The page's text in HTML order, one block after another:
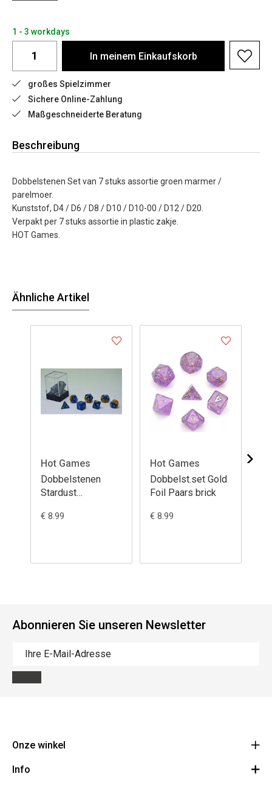
1 - 3 workdays
In meinem Einkaufskorb
großes Spielzimmer
Sichere Online-Zahlung
Maßgeschneiderte Beratung
Beschreibung
Dobbelstenen Set van 7 stuks assortie groen marmer /
parelmoer.
Kunststof, D4 / D6 / D8 / D10 / D10-00 / D12 / D20.
Verpakt per 7 stuks assortie in plastic zakje.
HOT Games.
Ähnliche Artikel
Hot Games
Dobbelstenen
Stardust
€ 8.99
Hot Games
Dobbelst.set Gold
Foil Paars brick
€ 8.99
Abonnieren Sie unseren Newsletter
Onze winkel
Route
Info